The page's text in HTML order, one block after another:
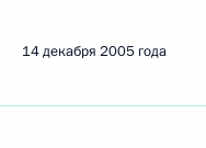
14 декабря 2005 года